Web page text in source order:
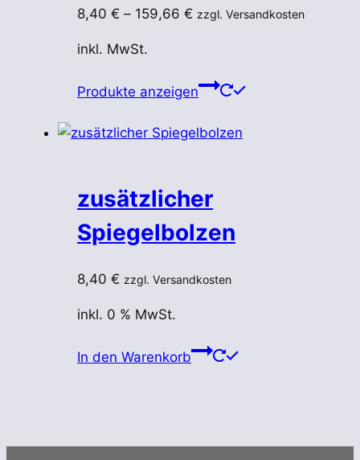
8,40 € – 159,66 € zzgl. Versandkosten
inkl. MwSt.
Produkte anzeigen
zusätzlicher
Spiegelbolzen
8,40 € zzgl. Versandkosten
inkl. 0 % MwSt.
In den Warenkorb